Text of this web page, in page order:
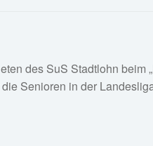
des SuS Stadtlohn beim
Senioren in der